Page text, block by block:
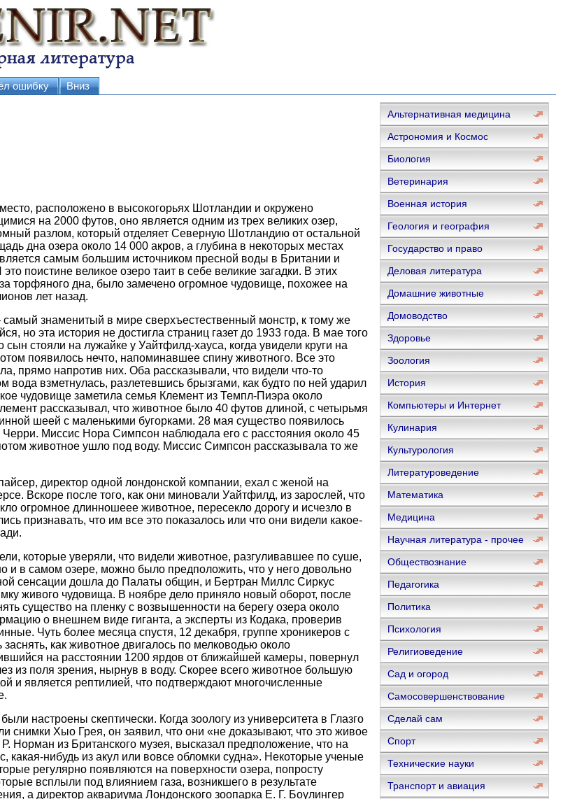
ошибку Вниз
расположено в высокогорьях Шотландии и окружено
на 2000 футов, оно является одним из трех великих озер,
разлом, который отделяет Северную Шотландию от остальной
дна озера около 14 000 акров, а глубина в некоторых местах
самым большим источником пресной воды в Британии и
поистине великое озеро таит в себе великие загадки. В этих
торфяного дна, было замечено огромное чудовище, похожее на
лет назад.
знаменитый в мире сверхъестественный монстр, к тому же
но эта история не достигла страниц газет до 1933 года. В мае того
стояли на лужайке у Уайтфилд-хауса, когда увидели круги на
появилось нечто, напоминавшее спину животного. Все это
прямо напротив них. Оба рассказывали, что видели что-то
вода взметнулась, разлетевшись брызгами, как будто по ней ударил
чудовище заметила семья Клемент из Темпл-Пиэра около
рассказывал, что животное было 40 футов длиной, с четырьмя
шеей с маленькими бугорками. 28 мая существо появилось
Черри. Миссис Нора Симпсон наблюдала его с расстояния около 45
животное ушло под воду. Миссис Симпсон рассказывала то же
директор одной лондонской компании, ехал с женой на
Вскоре после того, как они миновали Уайтфилд, из зарослей, что
огромное длинношеее животное, пересекло дорогу и исчезло в
признавать, что им все это показалось или что они видели какое-
которые уверяли, что видели животное, разгуливавшее по суше,
и в самом озере, можно было предположить, что у него довольно
сенсации дошла до Палаты общин, и Бертран Миллс Сиркус
живого чудовища. В ноябре дело приняло новый оборот, после
существо на пленку с возвышенности на берегу озера около
о внешнем виде гиганта, а эксперты из Кодака, проверив
Чуть более месяца спустя, 12 декабря, группе хроникеров с
как животное двигалось по мелководью около
на расстоянии 1200 ярдов от ближайшей камеры, повернул
из поля зрения, нырнув в воду. Скорее всего животное большую
и является рептилией, что подтверждают многочисленные
настроены скептически. Когда зоологу из университета в Глазго
снимки Хыо Грея, он заявил, что они «не доказывают, что это живое
Норман из Британского музея, высказал предположение, что на
какая-нибудь из акул или вовсе обломки судна». Некоторые ученые
регулярно появляются на поверхности озера, попросту
всплыли под влиянием газа, возникшего в результате
а директор аквариума Лондонского зоопарка Е. Г. Боулингер
Альтернативная медицина
Астрономия и Космос
Биология
Ветеринария
Военная история
Геология и география
Государство и право
Деловая литература
Домашние животные
Домоводство
Здоровье
Зоология
История
Компьютеры и Интернет
Кулинария
Культурология
Литературоведение
Математика
Медицина
Научная литература - прочее
Обществознание
Педагогика
Политика
Психология
Религиоведение
Сад и огород
Самосовершенствование
Сделай сам
Спорт
Технические науки
Транспорт и авиация